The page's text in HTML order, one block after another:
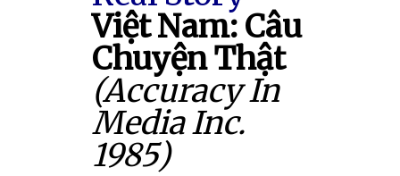
Việt Nam: Câu
Chuyện Thật
(Accuracy In
Media Inc.
1985)